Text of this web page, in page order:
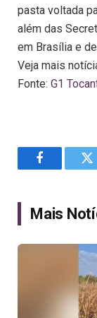
pasta voltada
além das
em Brasília e
Veja mais
Fonte: G1
Facebook
Mais